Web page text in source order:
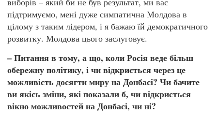
підтримуємо, мені дуже симпатична Молдова в
цілому з таким лідером, і я бажаю їй демократичного
розвитку. Молдова цього заслуговує.
– Питання в тому, а що, коли Росія веде більш
обережну політику, і чи відкриється через це
можливість досягти миру на Донбасі? Чи бачите
ви якісь зміни, які показали б, чи відкриється
вікно можливостей на Донбасі, чи ні?